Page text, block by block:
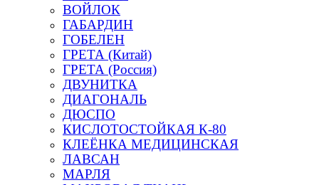
ВОЙЛОК
ГАБАРДИН
ГОБЕЛЕН
ГРЕТА (Китай)
ГРЕТА (Россия)
ДВУНИТКА
ДИАГОНАЛЬ
ДЮСПО
КИСЛОТОСТОЙКАЯ К-80
КЛЕЁНКА МЕДИЦИНСКАЯ
ЛАВСАН
МАРЛЯ